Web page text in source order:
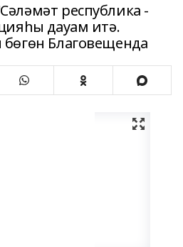
республика -
дауам итә.
Благовещенда